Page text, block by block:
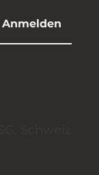
Anmelden